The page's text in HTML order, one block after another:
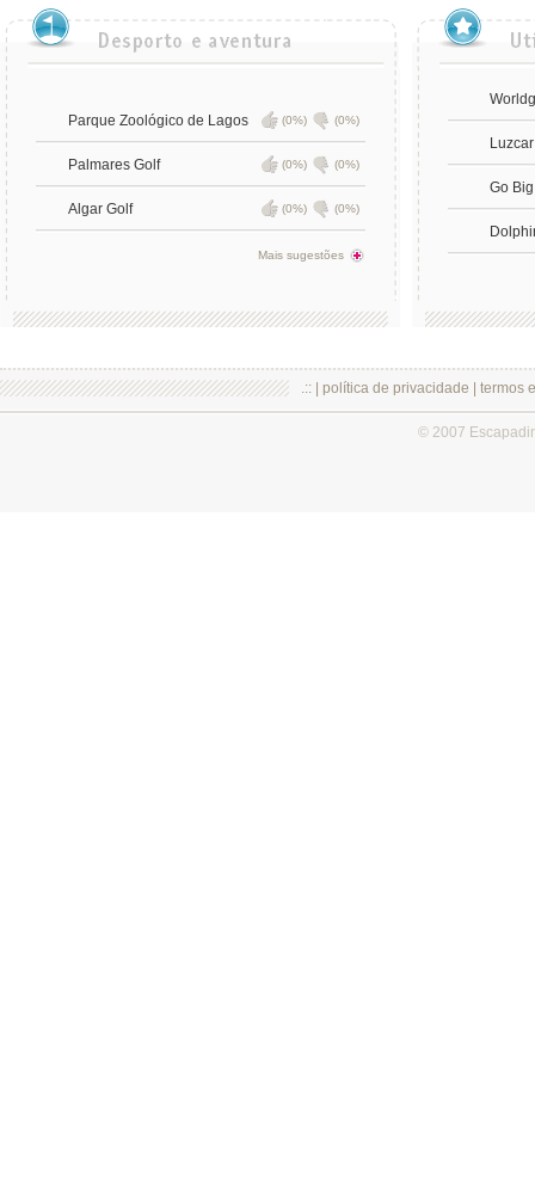
Parque Zoológico de Lagos (0%) (0%)
Palmares Golf (0%) (0%)
Algar Golf (0%) (0%)
Mais sugestões
Luzcar
Go Big
.:: | política de privacidade termos
© 2007